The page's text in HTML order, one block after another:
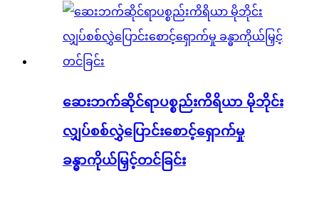
ဆေးဘက်ဆိုင်ရာပစ္စည်းကိရိယာ မိုဘိုင်း
လျှပ်စစ်လွှဲပြောင်းစောင့်ရှောက်မှု
ခန္ဓာကိုယ်မြှင့်တင်ခြင်း